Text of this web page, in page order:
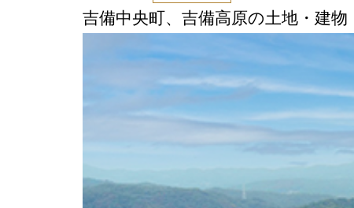
吉備中央町、吉備高原の土地・建